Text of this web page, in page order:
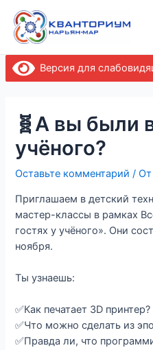
содержимому
Версия для
🧬А вы были
учёного?
Оставьте комментарий /
Приглашаем в детский
мастер-классы в рамках
гостях у учёного». Они
ноября.
Ты узнаешь:
✅Как печатает 3D принтер?
✅Что можно сделать из
✅Правда ли, что
по
записям